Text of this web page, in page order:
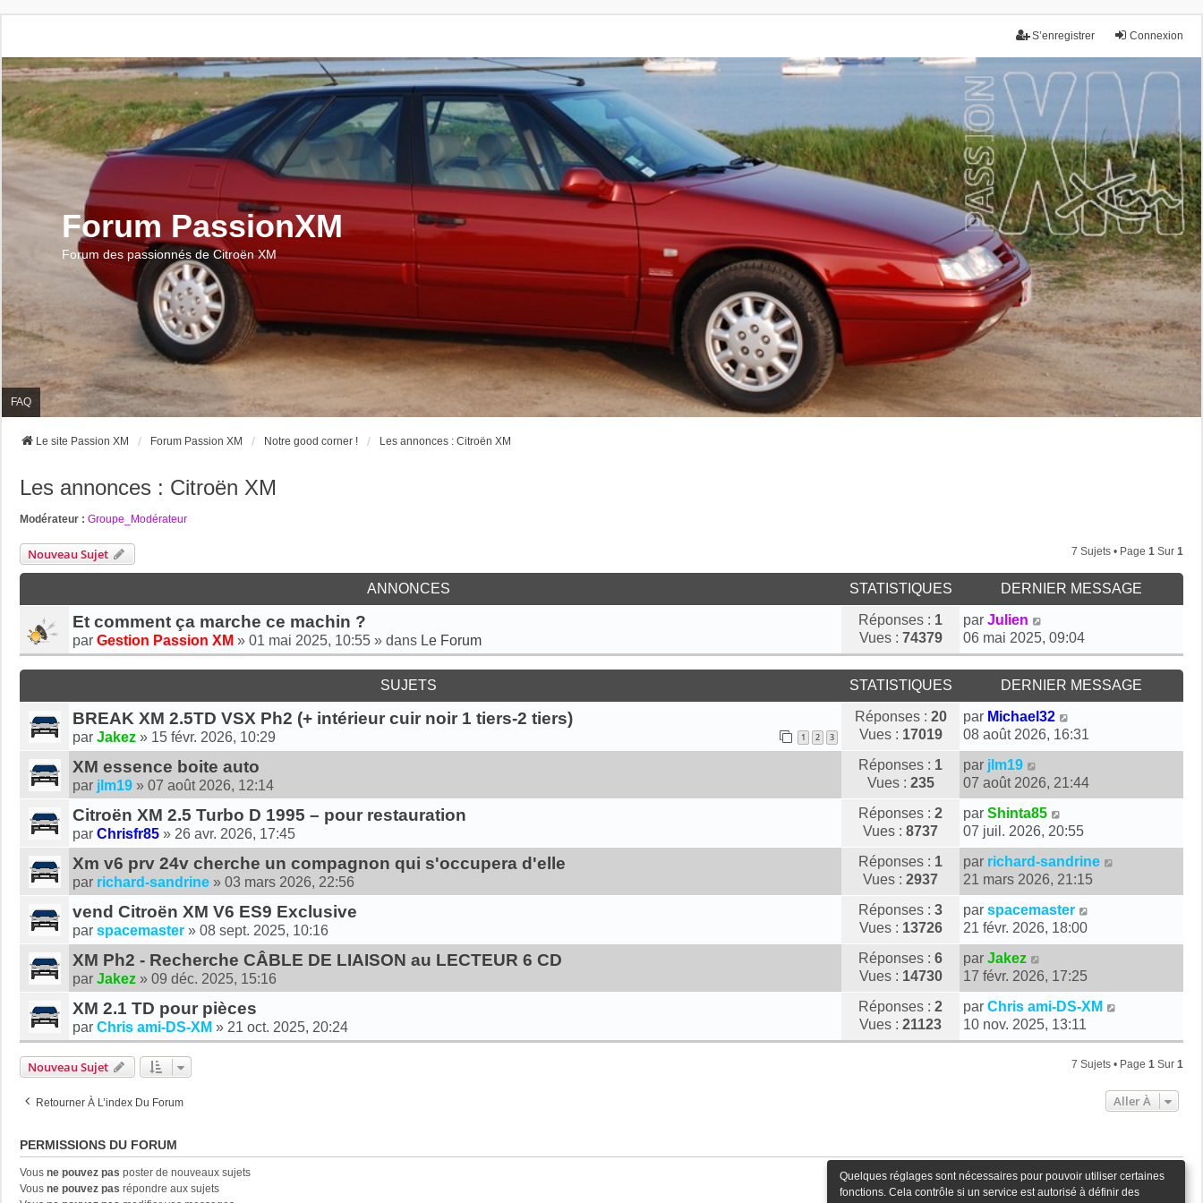
Connexion
S’enregistrer
Forum PassionXM
Forum des passionnés de Citroën XM
FAQ
Le site Passion XM Forum Passion XM Notre good corner ! Les annonces : Citroën XM
Les annonces : Citroën XM
Modérateur : Groupe_Modérateur
Nouveau Sujet 7 Sujets • Page 1 Sur 1
ANNONCES STATISTIQUES DERNIER MESSAGE
Et comment ça marche ce machin ?
par Gestion Passion XM » 01 mai 2025, 10:55 » dans Le Forum
Réponses : 1
Vues : 74379
D
e
r
n
r
m
e
s
s
a
g
e
par Julien
06 mai 2025, 09:04
SUJETS STATISTIQUES DERNIER MESSAGE
BREAK XM 2.5TD VSX Ph2 (+ intérieur cuir noir 1 tiers-2 tiers)
par Jakez » 15 févr. 2026, 10:29 1 2 3
Réponses : 20
Vues : 17019
D
e
r
n
i
r
m
e
s
s
a
g
e
par Michael32
08 août 2026, 16:31
XM essence boite auto
par jlm19 » 07 août 2026, 12:14
Réponses : 1
Vues : 235
D
e
r
n
i
r
m
e
s
s
a
g
e
par jlm19
07 août 2026, 21:44
Citroën XM 2.5 Turbo D 1995 – pour restauration
par Chrisfr85 » 26 avr. 2026, 17:45
Réponses : 2
Vues : 8737
D
e
r
n
i
r
m
e
s
s
a
g
e
par Shinta85
07 juil. 2026, 20:55
Xm v6 prv 24v cherche un compagnon qui s'occupera d'elle
par richard-sandrine » 03 mars 2026, 22:56
Réponses : 1
Vues : 2937
D
e
r
n
i
r
m
e
s
s
par richard-sandrine
21 mars 2026, 21:15
vend Citroën XM V6 ES9 Exclusive
par spacemaster » 08 sept. 2025, 10:16
Réponses : 3
Vues : 13726
D
e
r
n
i
r
m
par spacemaster
21 févr. 2026, 18:00
XM Ph2 - Recherche CÂBLE DE LIAISON au LECTEUR 6 CD
par Jakez » 09 déc. 2025, 15:16
Réponses : 6
Vues : 14730
D
e
r
n
i
e
a
g
e
par Jakez
17 févr. 2026, 17:25
XM 2.1 TD pour pièces
par Chris ami-DS-XM » 21 oct. 2025, 20:24
Réponses : 2
Vues : 21123
D
e
r
s
par Chris ami-DS-XM
10 nov. 2025, 13:11
Nouveau Sujet 7 Sujets • Page 1 Sur 1
Retourner À L’index Du Forum Aller À
PERMISSIONS DU FORUM
Vous ne pouvez pas poster de nouveaux sujets
Vous ne pouvez pas répondre aux sujets
Quelques réglages sont nécessaires pour pouvoir utiliser certaines
fonctions. Cela contrôle si un service est autorisé à définir des